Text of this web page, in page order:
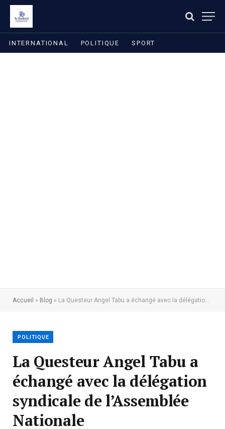
INTERNATIONAL POLITIQUE SPORT
Accueil » Blog » La Questeur Angel Tabu a échangé avec la délégation syndicale de l’Assemblée Nationale
POLITIQUE
La Questeur Angel Tabu a
échangé avec la délégation
syndicale de l’Assemblée
Nationale